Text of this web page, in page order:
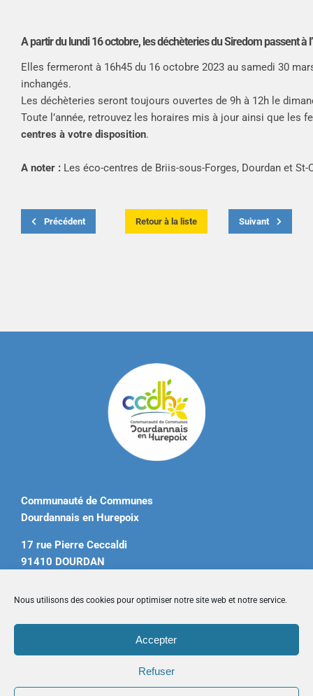
Nous utilisons des cookies pour optimiser notre site web et notre service.
Accepter
Refuser
A partir du lundi 16 octobre, les déchèteries du Siredom passent à
Elles fermeront à 16h45 du 16 octobre 2023 au samedi 30
inchangés.
Les déchèteries seront toujours ouvertes de 9h à 12h le
Toute l’année, retrouvez les horaires mis à jour ainsi que les
centres à votre disposition.
A noter :Les éco-centres de Briis-sous-Forges, Dourdan et
Précédent Retour à la liste Suivant
Communauté de Communes
Dourdannais en Hurepoix
17 rue Pierre Ceccaldi
91410 DOURDAN
contact@ccdourdannais.com
Accueil|Plan du site|Mentions légales|Contactez-nous